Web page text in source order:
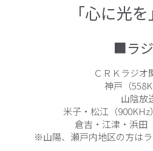
「心に光
■ラ
ＣＲＫラジ
神戸（
山陰
米子・松江（
倉吉・江津・浜田
※山陽、瀬戸内地区の方は